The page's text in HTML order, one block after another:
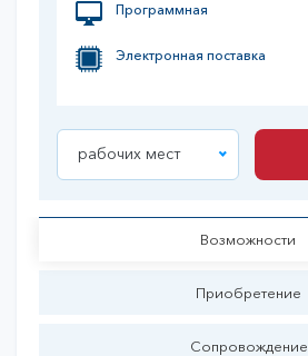
Программная
Электронная поставка
рабочих мест
Возможности
Приобретение
Сопровождение